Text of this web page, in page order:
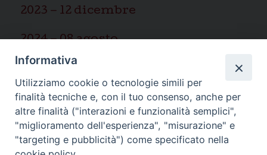
2023 – 12 dicembre
2024 – 08 agosto
2025 – 03 marzo
Informativa
Utilizziamo cookie o tecnologie simili per
finalità tecniche e, con il tuo consenso, anche per
altre finalità ("interazioni e funzionalità semplici",
"miglioramento dell'esperienza", "misurazione" e
"targeting e pubblicità") come specificato nella